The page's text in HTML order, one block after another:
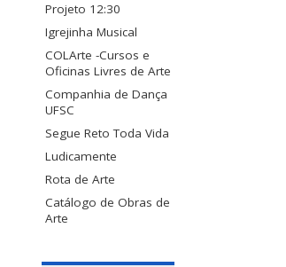
Projeto 12:30
Igrejinha Musical
COLArte -Cursos e
Oficinas Livres de Arte
Companhia de Dança
UFSC
Segue Reto Toda Vida
Ludicamente
Rota de Arte
Catálogo de Obras de
Arte